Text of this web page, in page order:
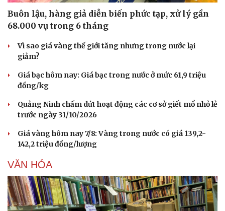
Buôn lậu, hàng giả diễn biến phức tạp, xử lý gần
68.000 vụ trong 6 tháng
Vì sao giá vàng thế giới tăng nhưng trong nước lại
giảm?
Giá bạc hôm nay: Giá bạc trong nước ở mức 61,9 triệu
đồng/kg
Quảng Ninh chấm dứt hoạt động các cơ sở giết mổ nhỏ lẻ
trước ngày 31/10/2026
Giá vàng hôm nay 7/8: Vàng trong nước có giá 139,2-
142,2 triệu đồng/lượng
VĂN HÓA